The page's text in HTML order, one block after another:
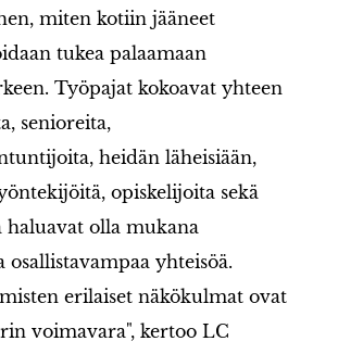
miten kotiin jääneet
tukea palaamaan
Työpajat kokoavat yhteen
senioreita,
heidän läheisiään,
opiskelijoita sekä
haluavat olla mukana
osallistavampaa yhteisöä.
erilaiset näkökulmat ovat
voimavara", kertoo LC